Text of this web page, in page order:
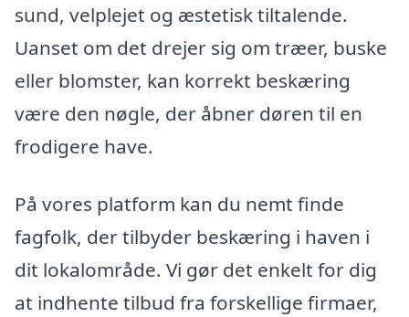
sund, velplejet og æstetisk tiltalende.
Uanset om det drejer sig om træer, buske
eller blomster, kan korrekt beskæring
være den nøgle, der åbner døren til en
frodigere have.
På vores platform kan du nemt finde
fagfolk, der tilbyder beskæring i haven i
dit lokalområde. Vi gør det enkelt for dig
at indhente tilbud fra forskellige firmaer,